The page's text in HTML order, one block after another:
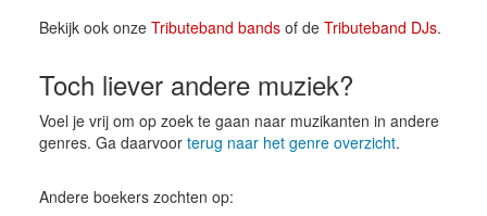
Bekijk ook onze Tributeband bandsof de Tributeband DJs.
Toch liever andere muziek?
Voel je vrij om op zoek te gaan naar muzikanten in andere
genres. Ga daarvoor terug naar het genre overzicht.
Andere boekers zochten op: